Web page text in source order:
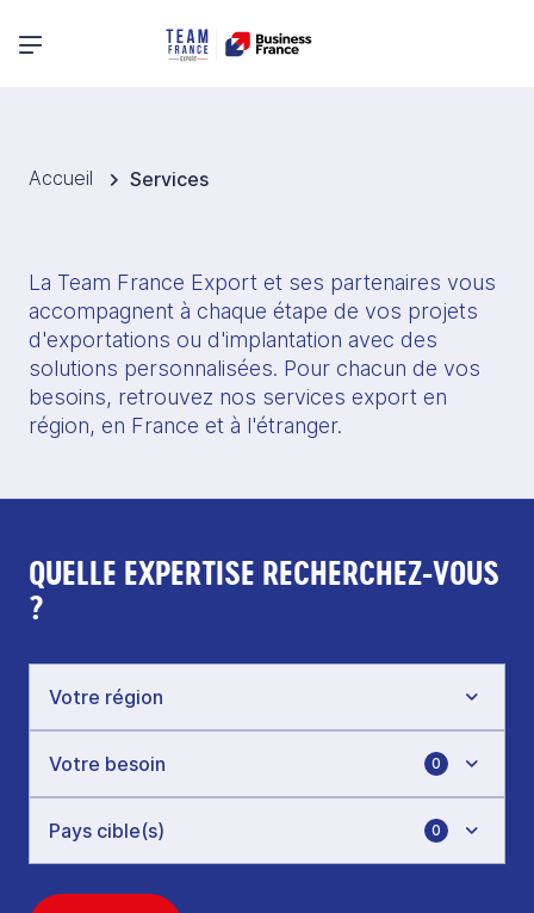
Menu principal
Accueil Services
La Team France Export et ses partenaires vous
accompagnent à chaque étape de vos projets
d'exportations ou d'implantation avec des
solutions personnalisées. Pour chacun de vos
besoins, retrouvez nos services export en
région, en France et à l'étranger.
QUELLE EXPERTISE RECHERCHEZ-VOUS
?
0
0